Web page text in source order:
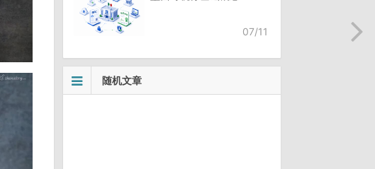
07/11
随机文章